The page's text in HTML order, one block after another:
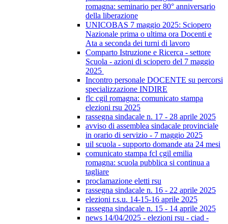
romagna: seminario per 80° anniversario
della liberazione
UNICOBAS 7 maggio 2025: Sciopero
Nazionale prima o ultima ora Docenti e
Ata a seconda dei turni di lavoro
Comparto Istruzione e Ricerca - settore
Scuola - azioni di sciopero del 7 maggio
2025
Incontro personale DOCENTE su percorsi
specializzazione INDIRE
flc cgil romagna: comunicato stampa
elezioni rsu 2025
rassegna sindacale n. 17 - 28 aprile 2025
avviso di assemblea sindacale provinciale
in orario di servizio - 7 maggio 2025
uil scuola - supporto domande ata 24 mesi
comunicato stampa fcl cgil emilia
romagna: scuola pubblica si continua a
tagliare
proclamazione eletti rsu
rassegna sindacale n. 16 - 22 aprile 2025
elezioni r.s.u. 14-15-16 aprile 2025
rassegna sindacale n. 15 - 14 aprile 2025
news 14/04/2025 - elezioni rsu - ciad -